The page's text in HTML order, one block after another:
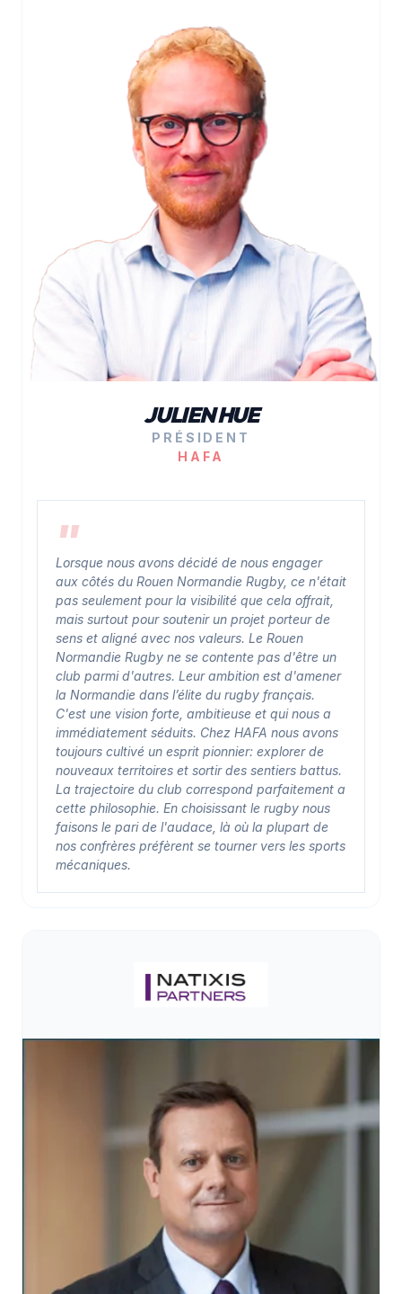
JULIEN HUE
PRÉSIDENT
HAFA
Lorsque nous avons décidé de nous engager
aux côtés du Rouen Normandie Rugby, ce n'était
pas seulement pour la visibilité que cela offrait,
mais surtout pour soutenir un projet porteur de
sens et aligné avec nos valeurs. Le Rouen
Normandie Rugby ne se contente pas d'être un
club parmi d'autres. Leur ambition est d'amener
la Normandie dans l’élite du rugby français.
C'est une vision forte, ambitieuse et qui nous a
immédiatement séduits. Chez HAFA nous avons
toujours cultivé un esprit pionnier: explorer de
nouveaux territoires et sortir des sentiers battus.
La trajectoire du club correspond parfaitement a
cette philosophie. En choisissant le rugby nous
faisons le pari de l'audace, là où la plupart de
nos confrères préfèrent se tourner vers les sports
mécaniques.